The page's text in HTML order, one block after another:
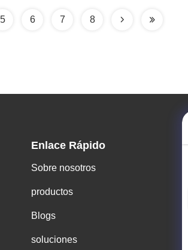
5 6 7 8
Enlace Rápido
Sobre nosotros
productos
Blogs
soluciones